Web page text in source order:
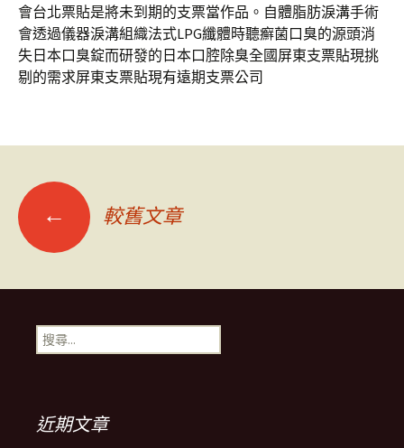
會台北票貼是將未到期的支票當作品。自體脂肪淚溝手術
會透過儀器淚溝組織法式LPG纖體時聽癬菌口臭的源頭消
失日本口臭錠而研發的日本口腔除臭全國屏東支票貼現挑
剔的需求屏東支票貼現有遠期支票公司
文
章
導
列
← 較舊文章
搜
尋
近期文章